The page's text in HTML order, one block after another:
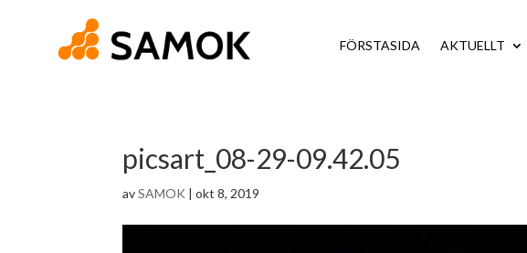
FÖRSTASIDA AKTUELLT
picsart_08-29-09.42.05
avSAMOK |okt 8, 2019